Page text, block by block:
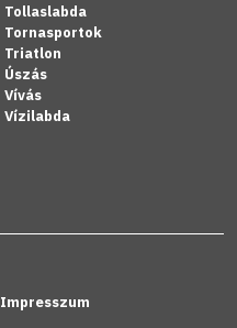
Tollaslabda
Tornasportok
Triatlon
Úszás
Vívás
Vízilabda
Impresszum